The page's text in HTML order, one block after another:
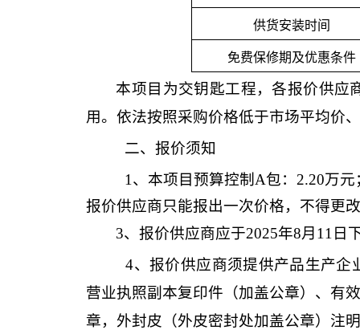
供货安装时间
免费保修期及优惠条件
本项目为交钥匙工程，各报价供应
用。依法按照采购价格低于市场平均价
二、报价须知
1、本项目预算控制 A包：2.20万元
报价供应商只能报出一次价格，不得更
3、报价供应商应于2025年8月 11 日
4、报价供应商须提供产品生产企
营业执照副本复印件（加盖公章） 、 有
章，外封皮（外皮密封处加盖公章）注